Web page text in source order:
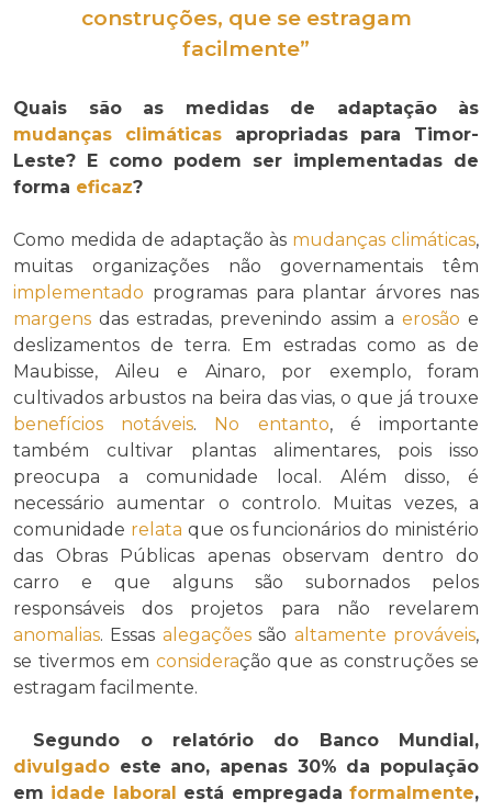
construções, que se estragam
facilmente”
Quais são as medidas de adaptação às
mudanças climáticasapropriadas para Timor-
Leste? E como podem ser implementadas de
forma eficaz?
Como medida de adaptação às mudanças climáticas,
muitas organizações não governamentais têm
implementado programas para plantar árvores nas
margens das estradas, prevenindo assim a erosão e
deslizamentos de terra. Em estradas como as de
Maubisse, Aileu e Ainaro, por exemplo, foram
cultivados arbustos na beira das vias, o que já trouxe
benefícios
notáveis. No entanto, é importante
também cultivar plantas alimentares, pois isso
preocupa a comunidade local. Além disso, é
necessário aumentar o controlo. Muitas vezes, a
comunidade relata que os funcionários do ministério
das Obras Públicas apenas observam dentro do
carro e que alguns são subornados pelos
responsáveis dos projetos para não revelarem
anomalias. Essas alegaçõessão altamente prováveis,
se tivermos em consideração que as construções se
estragam facilmente.
Segundo o relatório do Banco Mundial,
divulgado este ano, apenas 30% da população
em idade laboral está empregadaformalmente,